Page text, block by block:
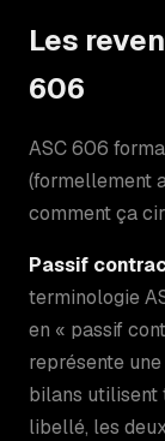
Les
606
ASC 606
(formellement
comment ça
Passif
terminologie
en « passif
représente
bilans utilisent
libellé, les